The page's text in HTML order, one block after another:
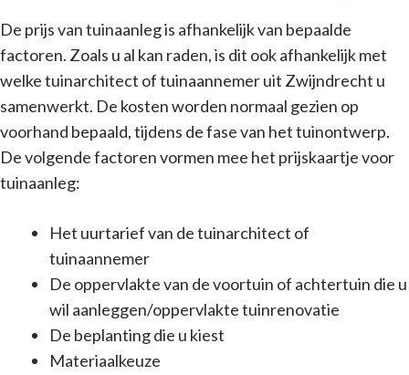
De prijs van tuinaanleg is afhankelijk van bepaalde
factoren. Zoals u al kan raden, is dit ook afhankelijk met
welke tuinarchitect of tuinaannemer uit Zwijndrecht u
samenwerkt. De kosten worden normaal gezien op
voorhand bepaald, tijdens de fase van het tuinontwerp.
De volgende factoren vormen mee het prijskaartje voor
tuinaanleg:
Het uurtarief van de tuinarchitect of
tuinaannemer
De oppervlakte van de voortuin of achtertuin die u
wil aanleggen/oppervlakte tuinrenovatie
De beplanting die u kiest
Materiaalkeuze